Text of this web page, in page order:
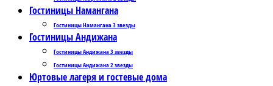
Гостиницы Намангана
Гостиницы Намангана 3 звезды
Гостиницы Андижана
Гостиницы Андижана 3 звезды
Гостиницы Андижана 2 звезды
Юртовые лагеря и гостевые дома